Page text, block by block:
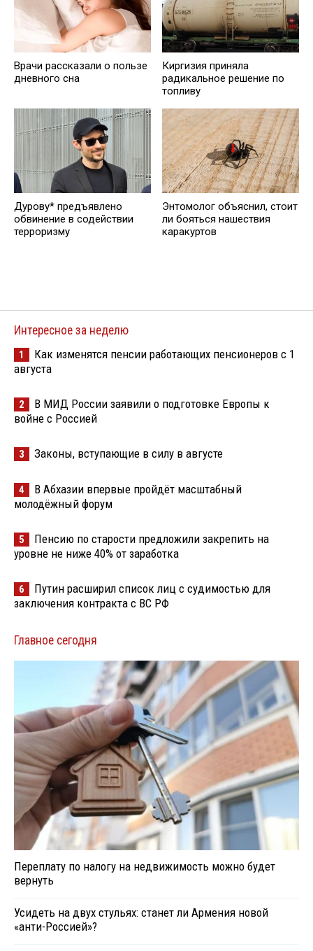
Врачи рассказали о пользе
дневного сна
Киргизия приняла
радикальное решение по
топливу
Дурову* предъявлено
обвинение в содействии
терроризму
Энтомолог объяснил, стоит
ли бояться нашествия
каракуртов
Интересное за неделю
1
Как изменятся пенсии работающих пенсионеров с 1
августа
2
В МИД России заявили о подготовке Европы к
войне с Россией
3 Законы, вступающие в силу в августе
4
В Абхазии впервые пройдёт масштабный
молодёжный форум
5
Пенсию по старости предложили закрепить на
уровне не ниже 40% от заработка
6
Путин расширил список лиц с судимостью для
заключения контракта с ВС РФ
Главное сегодня
Переплату по налогу на недвижимость можно будет
вернуть
Усидеть на двух стульях: станет ли Армения новой
«анти-Россией»?